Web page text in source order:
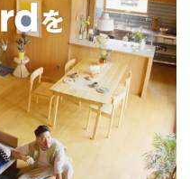
企業の
方へ
お問い
合わせ
プライ
バシー
ポリシ
ー
採用情